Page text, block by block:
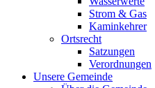
Strom & Gas
Kaminkehrer
Ortsrecht
Satzungen
Verordnungen
Unsere Gemeinde